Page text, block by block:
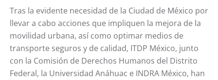
Tras la evidente necesidad de la Ciudad de México por
llevar a cabo acciones que impliquen la mejora de la
movilidad urbana, así como optimar medios de
transporte seguros y de calidad, ITDP México, junto
con la Comisión de Derechos Humanos del Distrito
Federal, la Universidad Anáhuac e INDRA México, han